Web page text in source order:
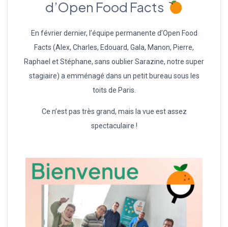
d’Open Food Facts
En février dernier, l’équipe permanente d’Open Food
Facts (Alex, Charles, Edouard, Gala, Manon, Pierre,
Raphael et Stéphane, sans oublier Sarazine, notre super
stagiaire) a emménagé dans un petit bureau sous les
toits de Paris.
Ce n’est pas très grand, mais la vue est assez
spectaculaire !